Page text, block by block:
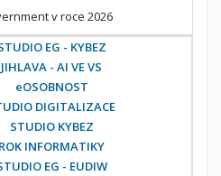
v roce 2026
EG - KYBEZ
JIHLAVA - AI VE VS
eOSOBNOST
DIGITALIZACE
STUDIO KYBEZ
ROK INFORMATIKY
EG - EUDIW